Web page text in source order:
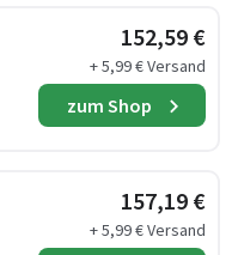
152,59 €
+ 5,99 € Versand
zum Shop
157,19 €
+ 5,99 € Versand